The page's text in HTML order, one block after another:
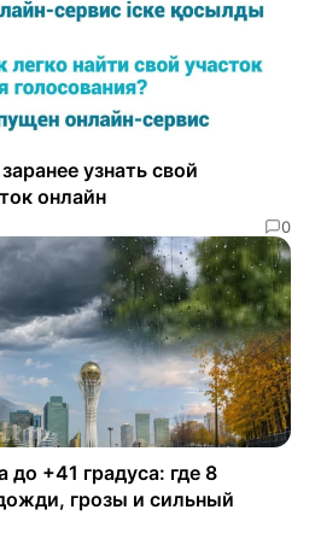
узнать свой
онлайн
0
+41 градуса: где 8
грозы и сильный